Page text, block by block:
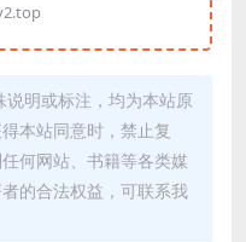
明或标注，均为本站原
本站同意时，禁止复
何网站、书籍等各类媒
的合法权益，可联系我